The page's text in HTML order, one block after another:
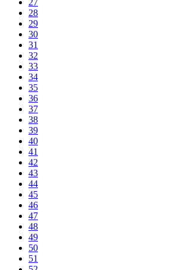
28
29
30
31
32
33
34
35
36
37
38
39
40
41
42
43
44
45
46
47
48
49
50
51